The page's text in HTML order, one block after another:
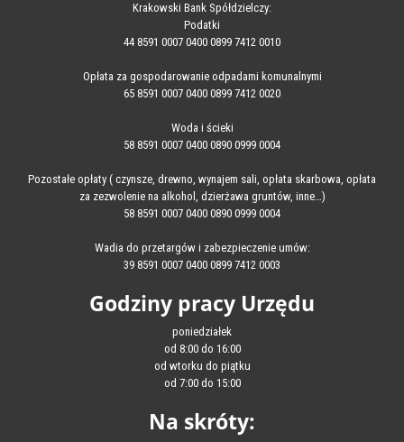
Krakowski Bank Spółdzielczy:
Podatki
44 8591 0007 0400 0899 7412 0010
Opłata za gospodarowanie odpadami komunalnymi
65 8591 0007 0400 0899 7412 0020
Woda i ścieki
58 8591 0007 0400 0890 0999 0004
Pozostałe opłaty ( czynsze, drewno, wynajem sali, opłata skarbowa, opłata
za zezwolenie na alkohol, dzierżawa gruntów, inne…)
58 8591 0007 0400 0890 0999 0004
Wadia do przetargów i zabezpieczenie umów:
39 8591 0007 0400 0899 7412 0003
Godziny pracy Urzędu
poniedziałek
od 8:00 do 16:00
od wtorku do piątku
od 7:00 do 15:00
Na skróty: